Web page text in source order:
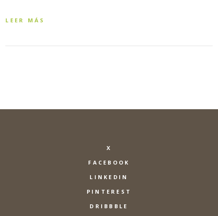
LEER MÁS
X
FACEBOOK
LINKEDIN
PINTEREST
DRIBBBLE